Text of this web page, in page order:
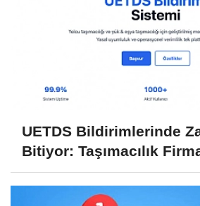
UETDS Bildirimlerinde
Bitiyor: Taşımacılık